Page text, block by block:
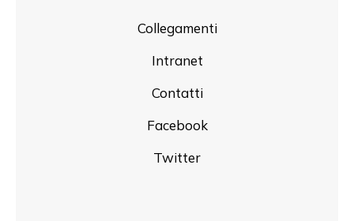
Collegamenti
Intranet
Contatti
Facebook
Twitter